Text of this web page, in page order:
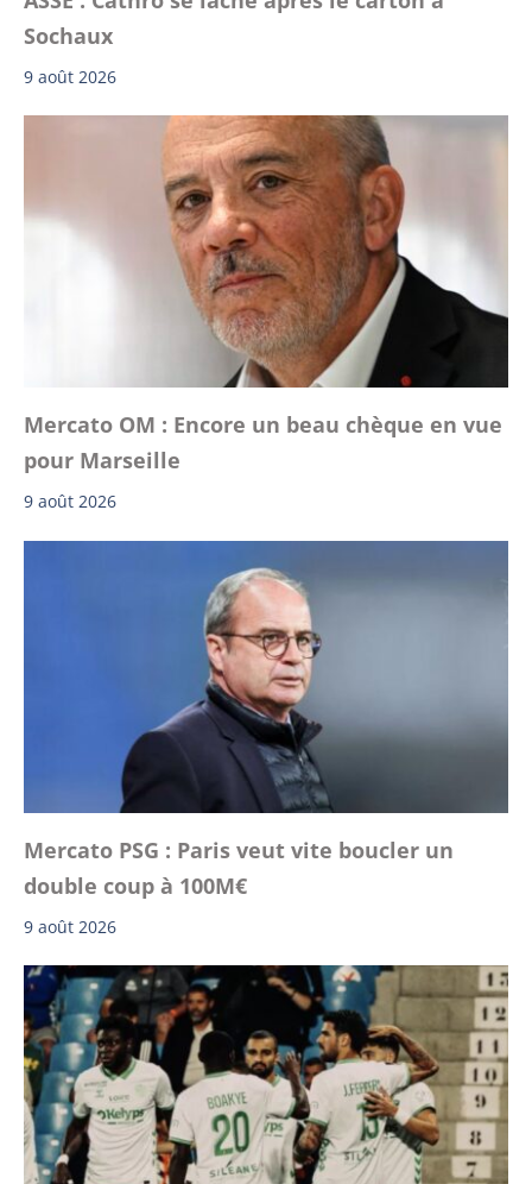
Sochaux
9 août 2026
Mercato OM : Encore un beau chèque en vue
pour Marseille
9 août 2026
Mercato PSG : Paris veut vite boucler un
double coup à 100M€
9 août 2026